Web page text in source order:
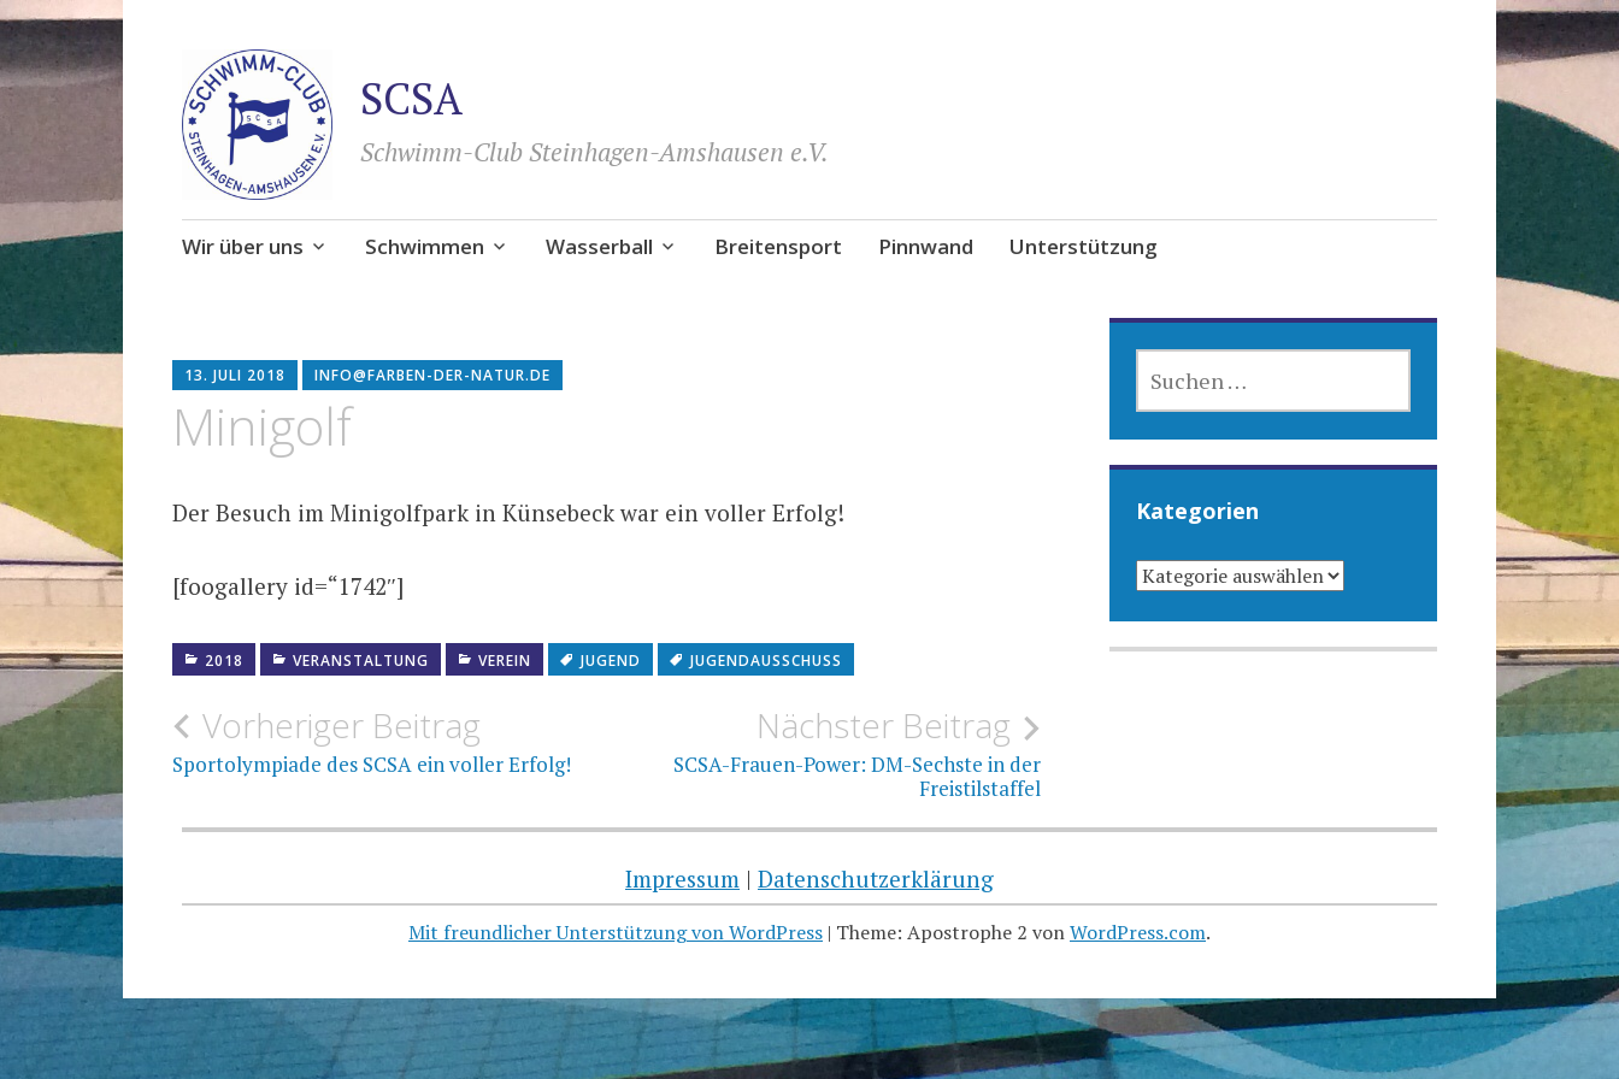
SCSA
Schwimm-Club Steinhagen-Amshausen e.V.
Zum
Wir über uns Schwimmen Wasserball Breitensport Pinnwand Unterstützung
13. JULI 2018 INFO@FARBEN-DER-NATUR.DE
Minigolf
Der Besuch im Minigolfpark in Künsebeck war ein voller Erfolg!
[foogallery id=“1742″]
2018 VERANSTALTUNG VEREIN JUGEND JUGENDAUSSCHUSS
Beitragsnavigation
Vorheriger Beitrag
Sportolympiade des SCSA ein voller Erfolg!
Nächster Beitrag
SCSA-Frauen-Power: DM-Sechste in der
Freistilstaffel
NACH:
Kategorien
KATEGORIEN
Impressum | Datenschutzerklärung
Mit freundlicher Unterstützung von WordPress | Theme: Apostrophe 2 vonWordPress.com.